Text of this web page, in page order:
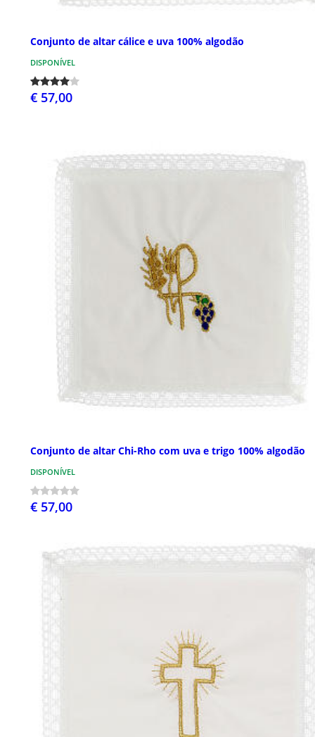
Conjunto de altar cálice e uva 100% algodão
DISPONÍVEL
€ 57,00
Conjunto de altar Chi-Rho com uva e trigo 100% algodão
DISPONÍVEL
€ 57,00